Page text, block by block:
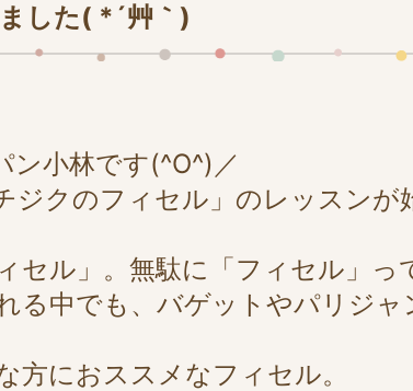
した( *´艸｀)
ン小林です(^O^)／
クのフィセル」のレッスンが
ル」。無駄に「フィセル」っ
る中でも、バゲットやパリジ
におススメなフィセル。